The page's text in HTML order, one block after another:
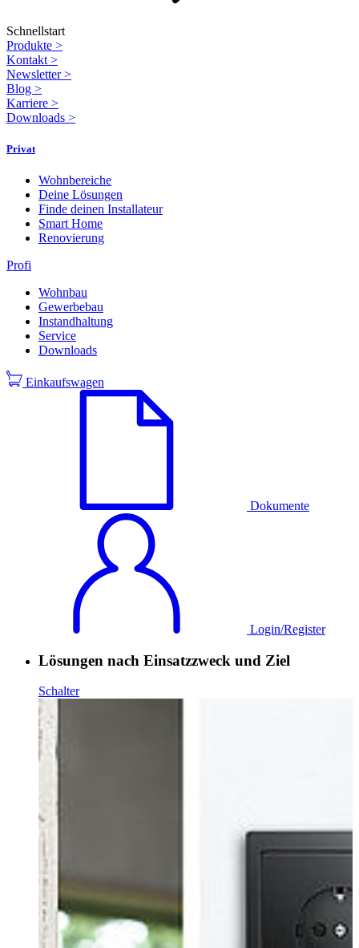
Schnellstart
Produkte >
Kontakt >
Newsletter>
Blog >
Karriere >
Downloads >
Privat
Wohnbereiche
Deine Lösungen
Finde deinen Installateur
Smart Home
Renovierung
Profi
Wohnbau
Gewerbebau
Instandhaltung
Service
Downloads
Einkaufswagen
Dokumente
Login/Register
Lösungen nach Einsatzzweck und Ziel
Schalter